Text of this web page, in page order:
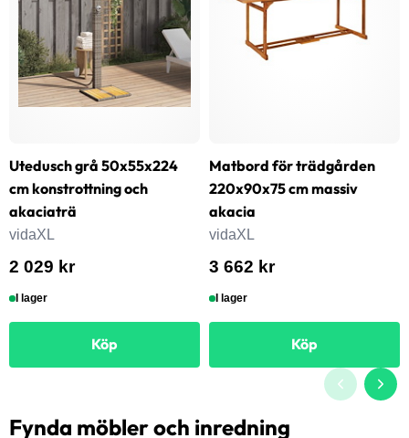
Utedusch grå 50x55x224
cm konstrottning och
akaciaträ
vidaXL
2 029 kr
I lager
Köp
Matbord för trädgården
220x90x75 cm massiv
akacia
vidaXL
3 662 kr
I lager
Köp
Fynda möbler och inredning